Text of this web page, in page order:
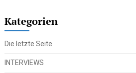
Kategorien
Die letzte Seite
INTERVIEWS